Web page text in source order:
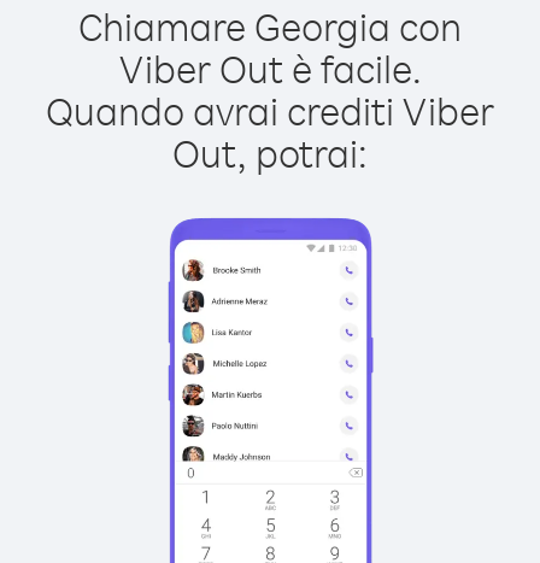
Chiamare Georgia con
Viber Out è facile.
Quando avrai crediti Viber
Out, potrai: